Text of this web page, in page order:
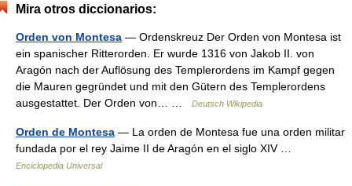
Mira otros diccionarios:
Orden von Montesa — Ordenskreuz Der Orden von Montesa ist
ein spanischer Ritterorden. Er wurde 1316 von Jakob II. von
Aragón nach der Auflösung des Templerordens im Kampf gegen
die Mauren gegründet und mit den Gütern des Templerordens
ausgestattet. Der Orden von… …
Deutsch Wikipedia
Orden de Montesa — La orden de Montesa fue una orden militar
fundada por el rey Jaime II de Aragón en el siglo XIV …
Enciclopedia Universal